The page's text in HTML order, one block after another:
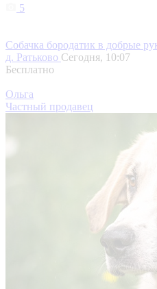
5
Собачка бородатик в добрые
д. Ратьково Сегодня, 10:07
Бесплатно
Ольга
Частный продавец